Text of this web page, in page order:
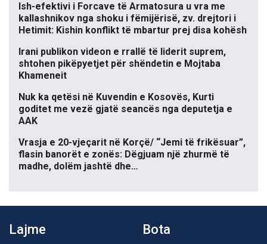
Ish-efektivi i Forcave të Armatosura u vra me
kallashnikov nga shoku i fëmijërisë, zv. drejtori i
Hetimit: Kishin konflikt të mbartur prej disa kohësh
Irani publikon videon e rrallë të liderit suprem,
shtohen pikëpyetjet për shëndetin e Mojtaba
Khameneit
Nuk ka qetësi në Kuvendin e Kosovës, Kurti
goditet me vezë gjatë seancës nga deputetja e
AAK
Vrasja e 20-vjeçarit në Korçë/ “Jemi të frikësuar”,
flasin banorët e zonës: Dëgjuam një zhurmë të
madhe, dolëm jashtë dhe…
Lajme Bota